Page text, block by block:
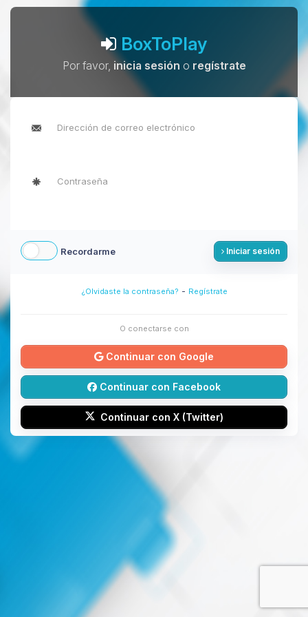
BoxToPlay
Por favor, inicia sesión o regístrate
Recordarme Iniciar sesión
¿Olvidaste la contraseña? - Regístrate
O conectarse con
Continuar con Google
Continuar con Facebook
Continuar con X (Twitter)